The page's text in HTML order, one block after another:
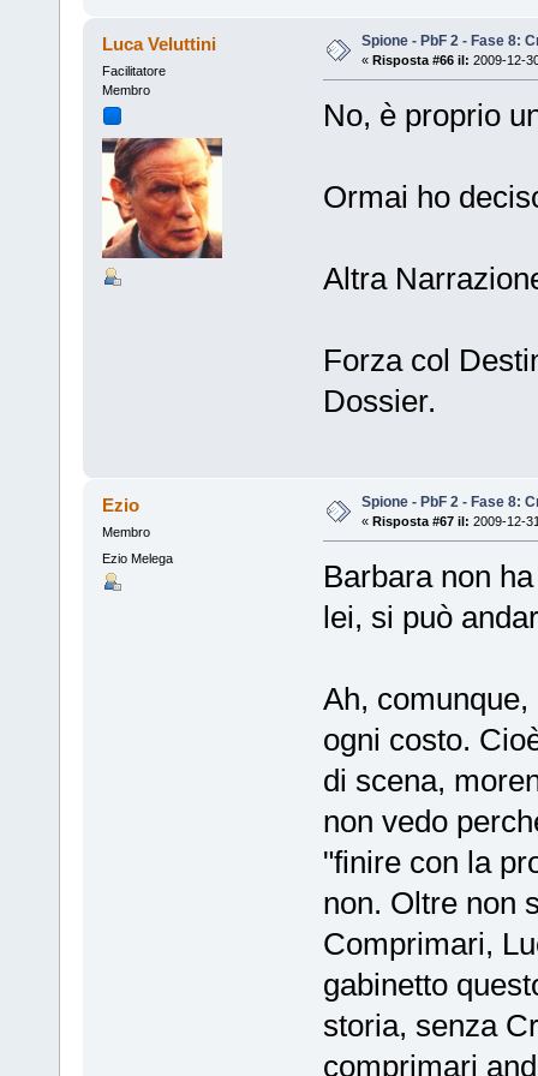
Luca Veluttini
Facilitatore
Membro
Spione - PbF 2 - Fase 8:
« Risposta #66 il: 2009-12-
No, è proprio
Ormai ho
Altra
Forza col
Dossier.
Ezio
Membro
Ezio Melega
Spione - PbF 2 - Fase 8:
« Risposta #67 il: 2009-12-
Barbara non
lei, si può
Ah,
ogni costo.
di scena,
non vedo
"finire con la
non. Oltre non
Comprimari,
gabinetto
storia, senza
comprimari